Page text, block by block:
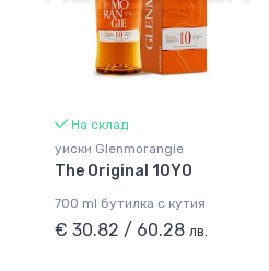
На склад
уиски Glenmorangie
The Original 10YO
700 ml бутилка с кутия
€ 30.82 / 60.28 лв.